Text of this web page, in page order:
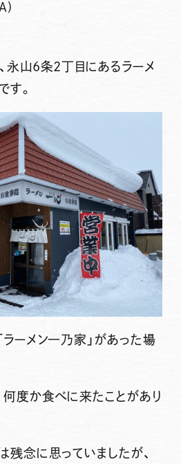
永山6条2丁目にあるラーメ
す。
ラーメン一乃家」があった場
何度か食べに来たことがあり
残念に思っていましたが、